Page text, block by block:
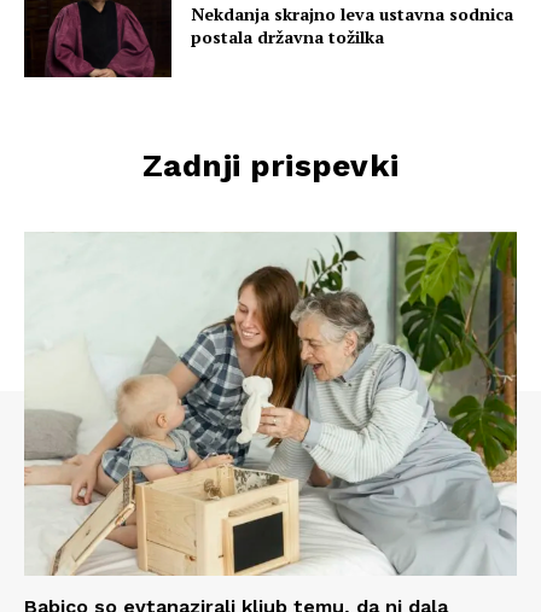
Nekdanja skrajno leva ustavna sodnica
postala državna tožilka
Zadnji prispevki
Babico so evtanazirali kljub temu, da ni dala